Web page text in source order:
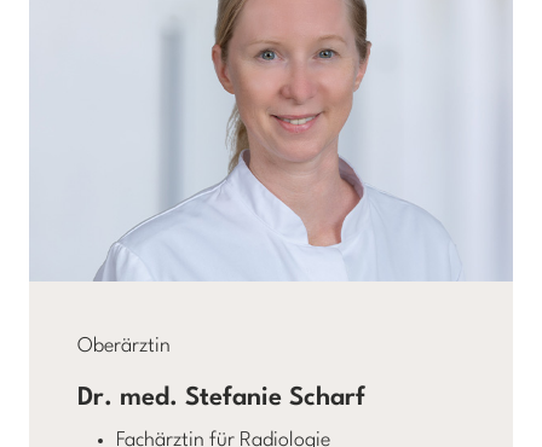
Oberärztin
Dr. med. Stefanie Scharf
Fachärztin für Radiologie